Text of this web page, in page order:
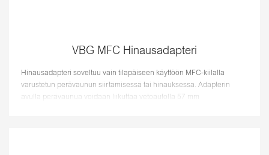
VBG MFC Hinausadapteri
Hinausadapteri soveltuu vain tilapäiseen käyttöön MFC-kiilalla
varustetun perävaunun siirtämisessä tai hinauksessa. Adapterin
avulla perävaunua voidaan liikuttaa vetoautolla 57 mm